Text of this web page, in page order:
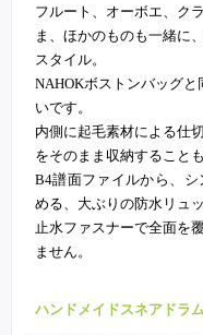
フルート、オーボエ、ク
ま、ほかのものも一緒に
スタイル。
NAHOKボストンバッグ
いです。
内側に起毛素材による仕
をそのまま収納すること
B4譜面ファイルから、
める、大ぶりの防水リュ
止水ファスナーで全面を
ません。
ハンドメイドスネアドラ